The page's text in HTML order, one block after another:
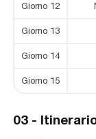
Giorno 12
Giorno 13
Giorno 14
Giorno 15
03 -